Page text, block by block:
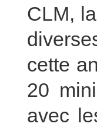
CLM,
cette
20
avec